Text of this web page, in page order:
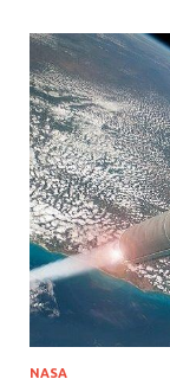
NASA